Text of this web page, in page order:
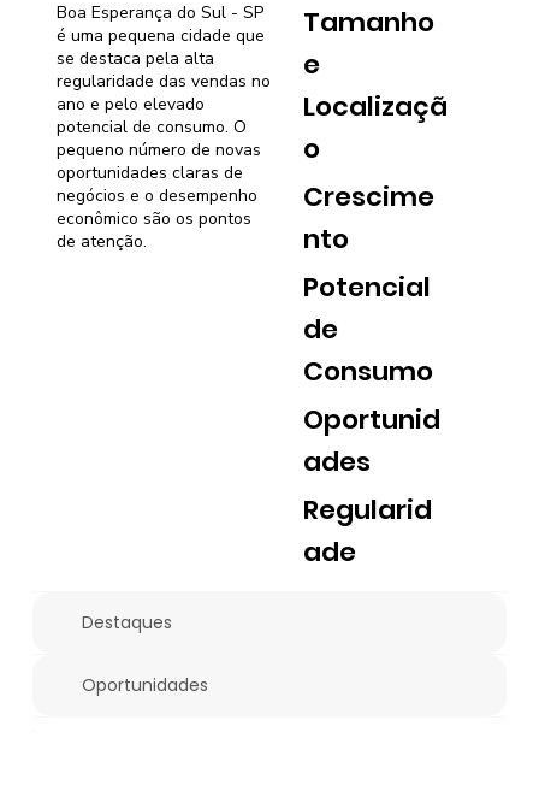
Boa Esperança do Sul - SP
é uma pequena cidade que
se destaca pela alta
regularidade das vendas no
ano e pelo elevado
potencial de consumo. O
pequeno número de novas
oportunidades claras de
negócios e o desempenho
econômico são os pontos
de atenção.
Tamanho
e
Localizaçã
o
Crescime
nto
Potencial
de
Consumo
Oportunid
ades
Regularid
ade
Destaques
Oportunidades